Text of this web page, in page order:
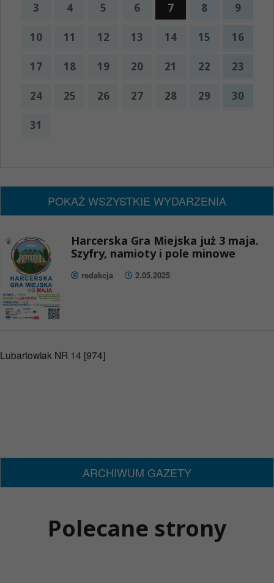
3 4 5 6 7 8 9
10 11 12 13 14 15 16
17 18 19 20 21 22 23
24 25 26 27 28 29 30
31
POKAŻ WSZYSTKIE WYDARZENIA
Harcerska Gra Miejska już 3 maja.
Szyfry, namioty i pole minowe
redakcja 2.05.2025
Lubartowiak NR 14 [974]
ARCHIWUM GAZETY
Polecane strony